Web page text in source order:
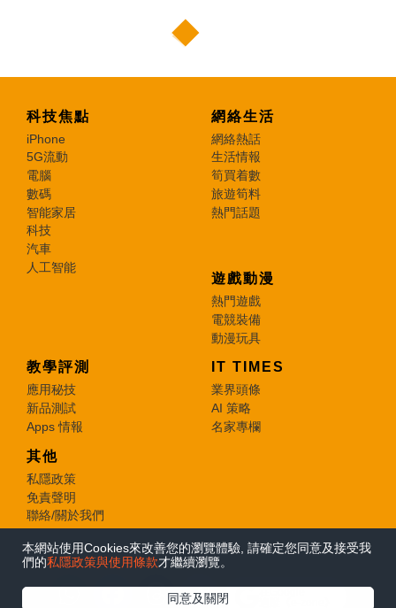
本網站使用Cookies來改善您的瀏覽體驗, 請確定您同意及接受我
們的私隱政策與使用條款才繼續瀏覽。
同意及關閉
科技焦點
iPhone
5G流動
電腦
數碼
智能家居
科技
汽車
人工智能
網絡生活
網絡熱話
生活情報
筍買着數
旅遊筍料
熱門話題
遊戲動漫
熱門遊戲
電競裝備
動漫玩具
教學評測
應用秘技
新品測試
Apps 情報
IT TIMES
業界頭條
AI 策略
名家專欄
其他
私隱政策
免責聲明
聯絡/關於我們
© 2026 e-zone. All Rights Reserved.